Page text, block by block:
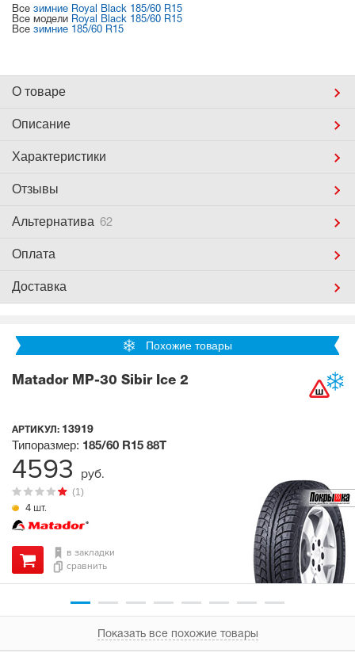
Все зимние Royal Black 185/60 R15
Все модели Royal Black 185/60 R15
Все зимние 185/60 R15
О товаре
Описание
Характеристики
Отзывы
Альтернатива 62
Оплата
Доставка
Похожие товары
Matador MP-30 Sibir Ice 2
АРТИКУЛ: 13919
4 шт.
(1)
Типоразмер: 185/60 R15 88T
в закладки
сравнить
4593 руб.
Показать все похожие товары